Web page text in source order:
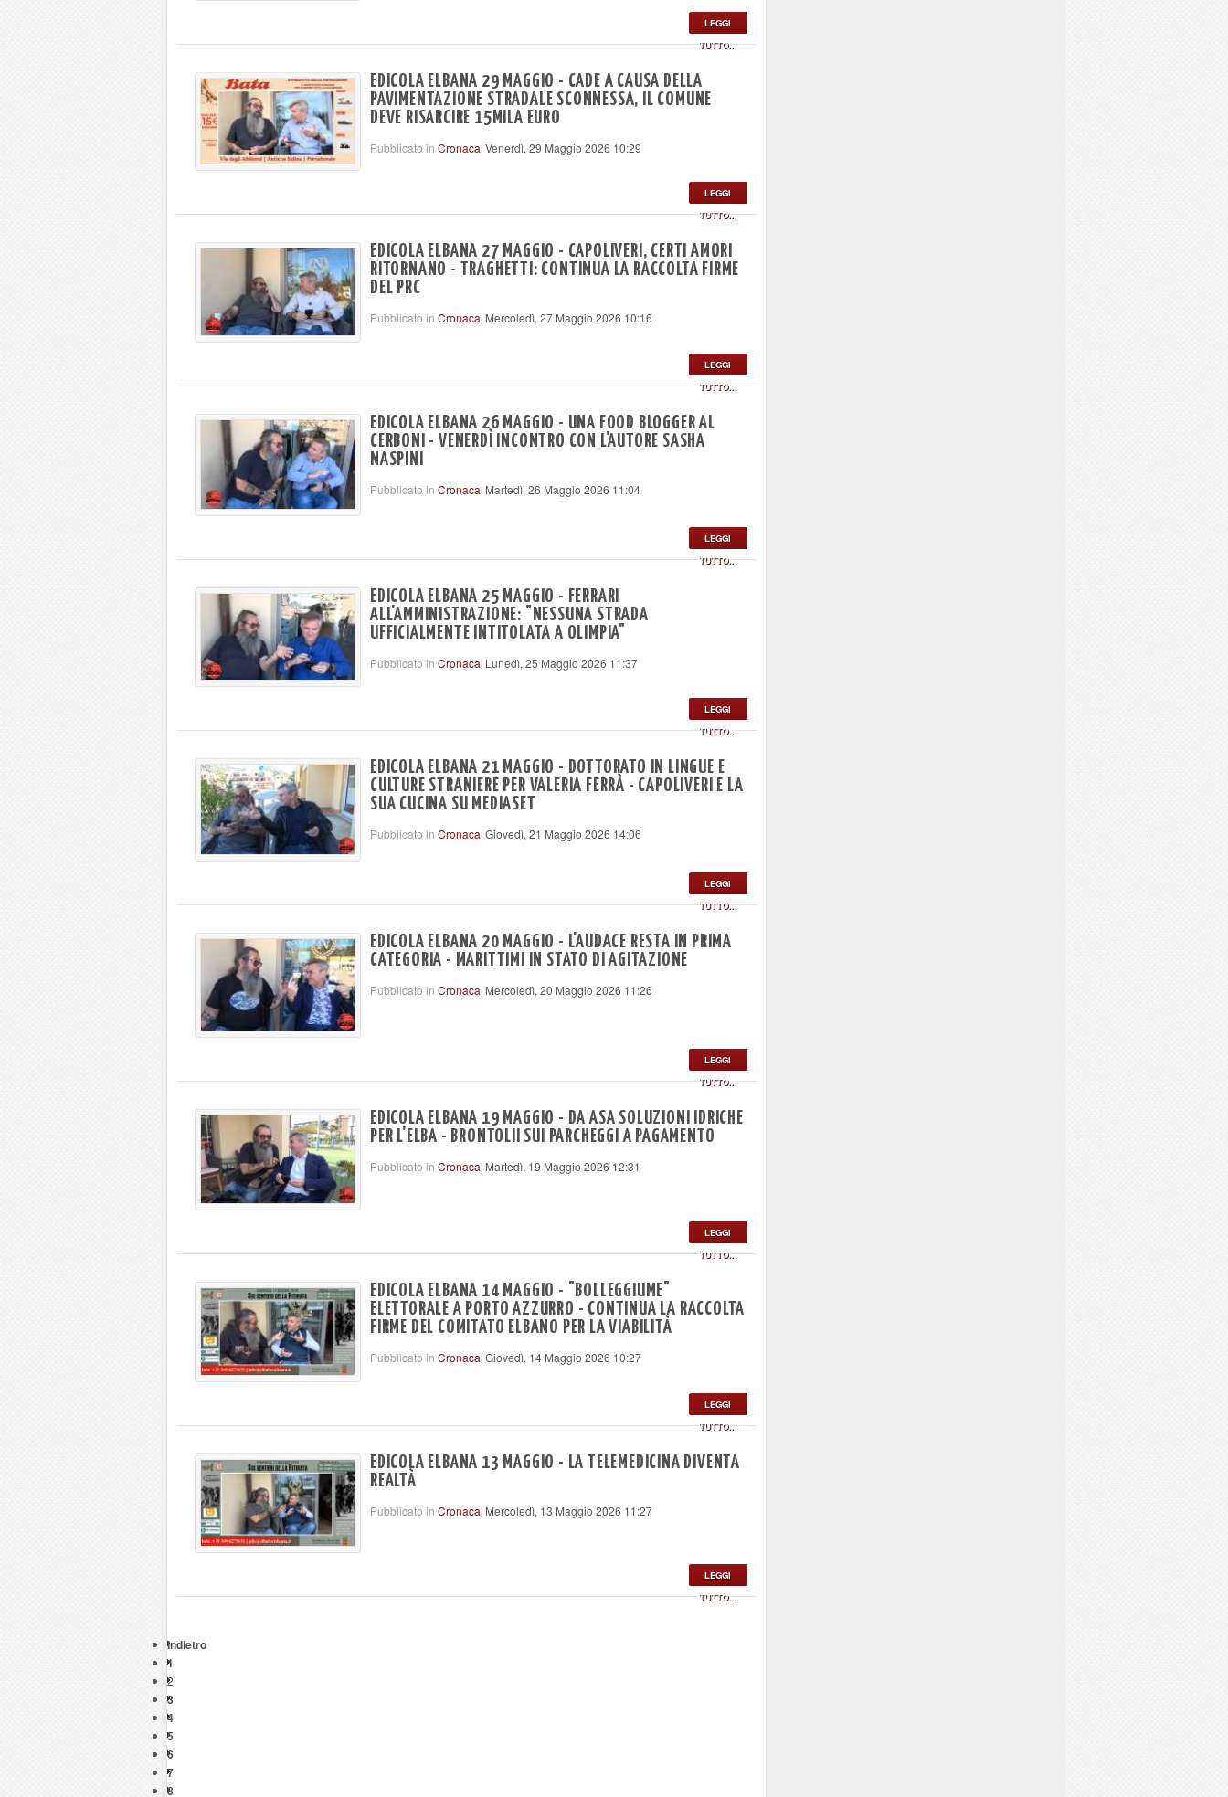
LEGGI
TUTTO...
EDICOLA ELBANA 29 MAGGIO - CADE A CAUSA DELLA
PAVIMENTAZIONE STRADALE SCONNESSA, IL COMUNE
DEVE RISARCIRE 15MILA EURO
Pubblicato in Cronaca Venerdì, 29 Maggio 2026 10:29
LEGGI
TUTTO...
EDICOLA ELBANA 27 MAGGIO - CAPOLIVERI, CERTI AMORI
RITORNANO - TRAGHETTI: CONTINUA LA RACCOLTA FIRME
DEL PRC
Pubblicato in Cronaca Mercoledì, 27 Maggio 2026 10:16
LEGGI
TUTTO...
EDICOLA ELBANA 26 MAGGIO - UNA FOOD BLOGGER AL
CERBONI - VENERDÌ INCONTRO CON L'AUTORE SASHA
NASPINI
Pubblicato in Cronaca Martedì, 26 Maggio 2026 11:04
LEGGI
TUTTO...
EDICOLA ELBANA 25 MAGGIO - FERRARI
ALL'AMMINISTRAZIONE: "NESSUNA STRADA
UFFICIALMENTE INTITOLATA A OLIMPIA"
Pubblicato in Cronaca Lunedì, 25 Maggio 2026 11:37
LEGGI
TUTTO...
EDICOLA ELBANA 21 MAGGIO - DOTTORATO IN LINGUE E
CULTURE STRANIERE PER VALERIA FERRÀ - CAPOLIVERI E LA
SUA CUCINA SU MEDIASET
Pubblicato in Cronaca Giovedì, 21 Maggio 2026 14:06
LEGGI
TUTTO...
EDICOLA ELBANA 20 MAGGIO - L'AUDACE RESTA IN PRIMA
CATEGORIA - MARITTIMI IN STATO DI AGITAZIONE
Pubblicato in Cronaca Mercoledì, 20 Maggio 2026 11:26
LEGGI
TUTTO...
EDICOLA ELBANA 19 MAGGIO - DA ASA SOLUZIONI IDRICHE
PER L'ELBA - BRONTOLII SUI PARCHEGGI A PAGAMENTO
Pubblicato in Cronaca Martedì, 19 Maggio 2026 12:31
LEGGI
TUTTO...
EDICOLA ELBANA 14 MAGGIO - "BOLLEGGIUME"
ELETTORALE A PORTO AZZURRO - CONTINUA LA RACCOLTA
FIRME DEL COMITATO ELBANO PER LA VIABILITÀ
Pubblicato in Cronaca Giovedì, 14 Maggio 2026 10:27
LEGGI
TUTTO...
EDICOLA ELBANA 13 MAGGIO - LA TELEMEDICINA DIVENTA
REALTÀ
Pubblicato in Cronaca Mercoledì, 13 Maggio 2026 11:27
LEGGI
TUTTO...
Indietro
1
2
3
4
5
6
7
8